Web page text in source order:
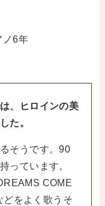
ノ6年
、ヒロインの美
た。
そうです。90
っています。
COME
をよく歌うそ